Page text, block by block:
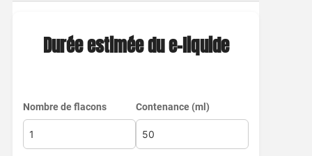
Durée estimée du e-liquide
Nombre de flacons Contenance (ml)